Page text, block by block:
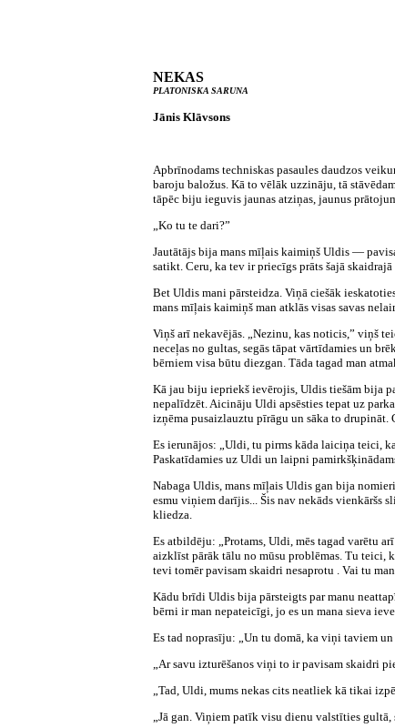
NEKAS
PLATONISKA SARUNA
Jānis Klāvsons
Apbrīnodams techniskas pasaules daudzos
baroju baložus. Kā to vēlāk uzzināju, tā
tāpēc biju ieguvis jaunas atziņas, jaunus
„Ko tu te dari?”
Jautātājs bija mans mīļais kaimiņš Uldis —
satikt. Ceru, ka tev ir priecīgs prāts šajā skaidrajā
Bet Uldis mani pārsteidza. Viņā ciešāk
mans mīļais kaimiņš man atklās visas savas
Viņš arī nekavējās. „Nezinu, kas noticis,” viņš
neceļas no gultas, segās tāpat vārtīdamies un
bērniem visa būtu diezgan. Tāda tagad man
Kā jau biju iepriekš ievērojis, Uldis tiešām bija
nepalīdzēt. Aicināju Uldi apsēsties tepat uz
izņēma pusaizlauztu pīrāgu un sāka to drupināt.
Es ierunājos: „Uldi, tu pirms kāda laiciņa teici,
Paskatīdamies uz Uldi un laipni
Nabaga Uldis, mans mīļais Uldis gan bija
esmu viņiem darījis... Šis nav nekāds vienkāršs
kliedza.
Es atbildēju: „Protams, Uldi, mēs tagad varētu
aizklīst pārāk tālu no mūsu problēmas. Tu teici,
tevi tomēr pavisam skaidri nesaprotu . Vai tu
Kādu brīdi Uldis bija pārsteigts par manu
bērni ir man nepateicīgi, jo es un mana sieva
Es tad noprasīju: „Un tu domā, ka viņi taviem
„Ar savu izturēšanos viņi to ir pavisam skaidri
„Tad, Uldi, mums nekas cits neatliek kā tikai
„Jā gan. Viņiem patīk visu dienu valstīties gultā,